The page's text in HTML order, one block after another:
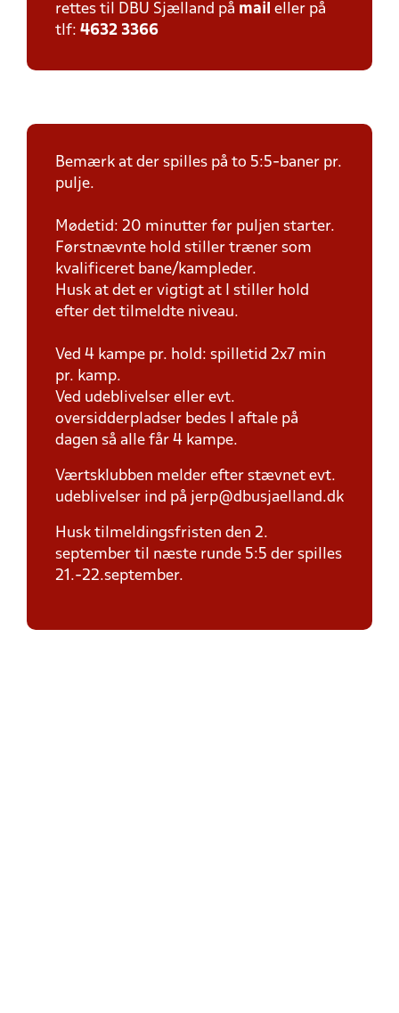
rettes til DBU Sjælland på mail eller på
tlf: 4632 3366
Bemærk at der spilles på to 5:5-baner pr.
pulje.
Mødetid: 20 minutter før puljen starter.
Førstnævnte hold stiller træner som
kvalificeret bane/kampleder.
Husk at det er vigtigt at I stiller hold
efter det tilmeldte niveau.
Ved 4 kampe pr. hold: spilletid 2x7 min
pr. kamp.
Ved udeblivelser eller evt.
oversidderpladser bedes I aftale på
dagen så alle får 4 kampe.
Værtsklubben melder efter stævnet evt.
udeblivelser ind på jerp@dbusjaelland.dk
Husk tilmeldingsfristen den 2.
september til næste runde 5:5 der spilles
21.-22.september.